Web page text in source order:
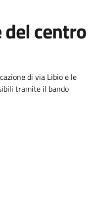
centro
di via Libio e le
tramite il bando